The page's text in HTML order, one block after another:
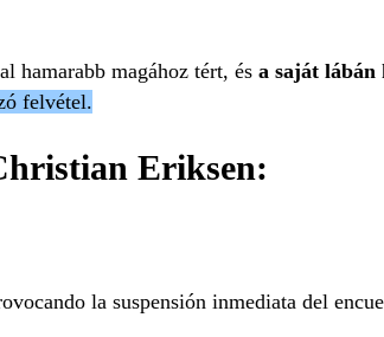
hamarabb magához tért, és a saját lábán
felvétel.
Eriksen:
la suspensión inmediata del